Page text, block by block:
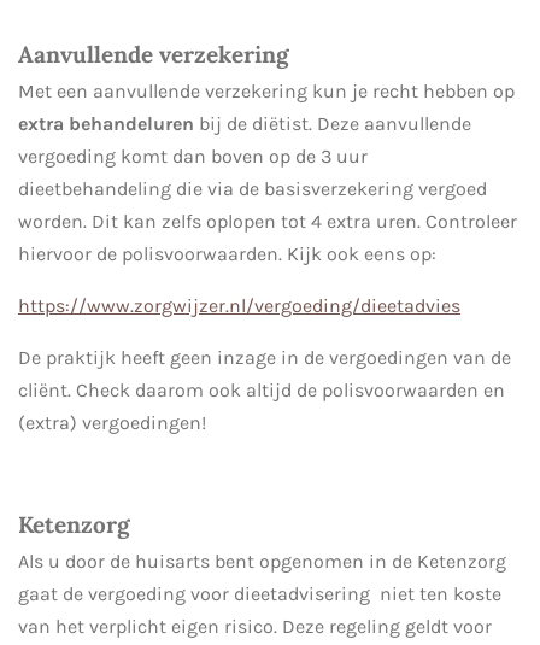
Aanvullende verzekering
Met een aanvullende verzekering kun je recht hebben op
extra behandeluren bij de diëtist. Deze aanvullende
vergoeding komt dan boven op de 3 uur
dieetbehandeling die via de basisverzekering vergoed
worden. Dit kan zelfs oplopen tot 4 extra uren. Controleer
hiervoor de polisvoorwaarden. Kijk ook eens op:
https://www.zorgwijzer.nl/vergoeding/dieetadvies
De praktijk heeft geen inzage in de vergoedingen van de
cliënt. Check daarom ook altijd de polisvoorwaarden en
(extra) vergoedingen!
Ketenzorg
Als u door de huisarts bent opgenomen in de Ketenzorg
gaat de vergoeding voor dieetadvisering niet ten koste
van het verplicht eigen risico. Deze regeling geldt voor